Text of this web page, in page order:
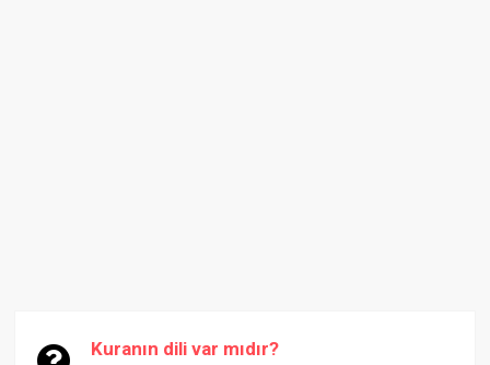
Kuranın dili var mıdır?